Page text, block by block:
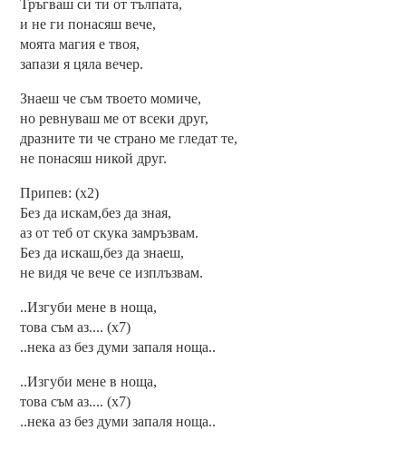
Тръгваш си ти от тълпата,
и не ги понасяш вече,
моята магия е твоя,
запази я цяла вечер.
Знаеш че съм твоето момиче,
но ревнуваш ме от всеки друг,
дразните ти че страно ме гледат те,
не понасяш никой друг.
Припев: (х2)
Без да искам,без да зная,
аз от теб от скука замръзвам.
Без да искаш,без да знаеш,
не видя че вече се изплъзвам.
..Изгуби мене в ноща,
това съм аз.... (х7)
..нека аз без думи запаля ноща..
..Изгуби мене в ноща,
това съм аз.... (х7)
..нека аз без думи запаля ноща..